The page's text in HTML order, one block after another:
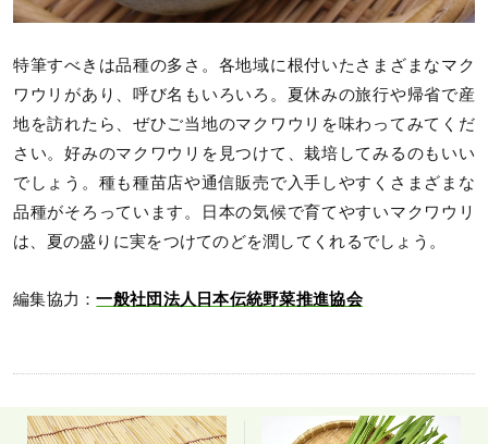
特筆すべきは品種の多さ。各地域に根付いたさまざまなマク
ワウリがあり、呼び名もいろいろ。夏休みの旅行や帰省で産
地を訪れたら、ぜひご当地のマクワウリを味わってみてくだ
さい。好みのマクワウリを見つけて、栽培してみるのもいい
でしょう。種も種苗店や通信販売で入手しやすくさまざまな
品種がそろっています。日本の気候で育てやすいマクワウリ
は、夏の盛りに実をつけてのどを潤してくれるでしょう。
編集協力：一般社団法人日本伝統野菜推進協会